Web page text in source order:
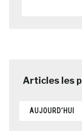
AUJOURD’HUI